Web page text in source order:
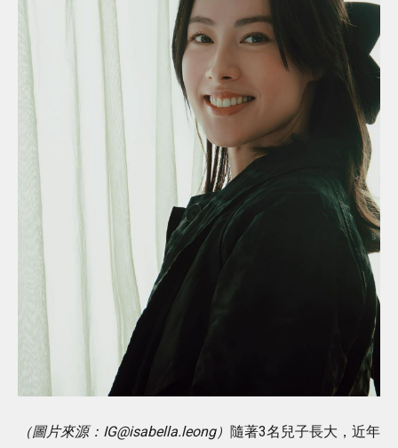
（圖片來源：IG@isabella.leong） 隨著3名兒子長大，近年